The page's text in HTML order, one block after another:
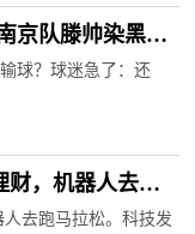
京队滕帅染黑发
把常州队打哭
球？球迷急了：还
财，机器人去跑
还是马拉松？
去跑马拉松。科技发